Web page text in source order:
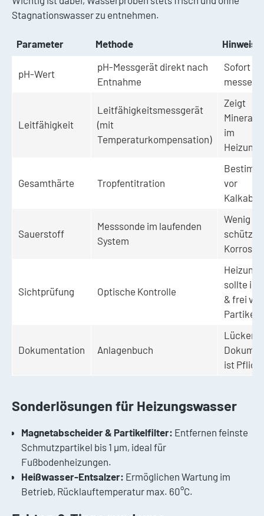
Stagnationswasser zu entnehmen.
Parameter Methode Hinweise
pH-Wert
pH-Messgerät direkt nach
Entnahme
Sofort
messen
Leitfähigkeit
Leitfähigkeitsmessgerät
(mit
Temperaturkompensation)
Zeigt
im
Gesamthärte Tropfentitration
vor
Sauerstoff
Messsonde im laufenden
System
Wenig
schützt
Sichtprüfung Optische Kontrolle
sollte
& frei von
Dokumentation Anlagenbuch
ist Pflicht
Sonderlösungen für Heizungswasser
Magnetabscheider & Partikelfilter: Entfernen feinste
Schmutzpartikel bis 1 µm, ideal für
Fußbodenheizungen.
Heißwasser-Entsalzer: Ermöglichen Wartung im
Betrieb, Rücklauftemperatur max. 60°C.